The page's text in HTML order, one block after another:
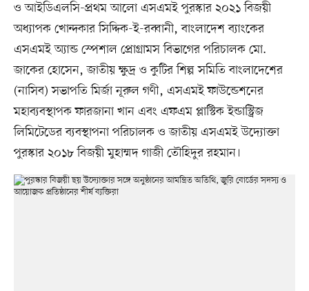
ও আইডিএলসি-প্রথম আলো এসএমই পুরস্কার ২০২১ বিজয়ী
অধ্যাপক খোন্দকার সিদ্দিক-ই-রব্বানী, বাংলাদেশ ব্যাংকের
এসএমই অ্যান্ড স্পেশাল প্রোগ্রামস বিভাগের পরিচালক মো.
জাকের হোসেন, জাতীয় ক্ষুদ্র ও কুটির শিল্প সমিতি বাংলাদেশের
(নাসিব) সভাপতি মির্জা নূরুল গণী, এসএমই ফাউন্ডেশনের
মহাব্যবস্থাপক ফারজানা খান এবং এফএম প্লাস্টিক ইন্ডাস্ট্রিজ
লিমিটেডের ব্যবস্থাপনা পরিচালক ও জাতীয় এসএমই উদ্যোক্তা
পুরস্কার ২০১৮ বিজয়ী মুহাম্মদ গাজী তৌহিদুর রহমান।